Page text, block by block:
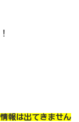
報は出てきません